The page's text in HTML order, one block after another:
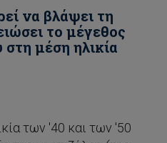
να βλάψει τη
το μέγεθος
μέση ηλικία
των '40 και των '50